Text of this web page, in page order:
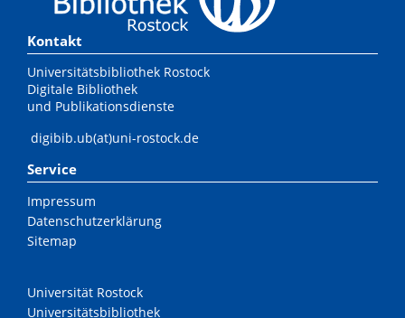
Kontakt
Universitätsbibliothek Rostock
Digitale Bibliothek
und Publikationsdienste
digibib.ub(at)uni-rostock.de
Service
Impressum
Datenschutzerklärung
Sitemap
Universität Rostock
Universitätsbibliothek